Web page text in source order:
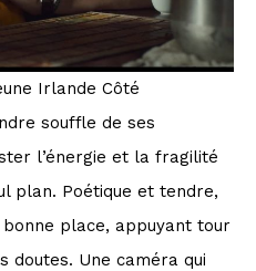
Irlande Côté
souffle de ses
l’énergie et la fragilité
plan. Poétique et tendre,
place, appuyant tour
doutes. Une caméra qui